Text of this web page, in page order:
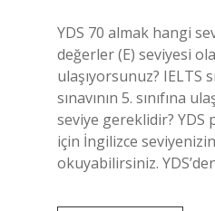
YDS 70 almak hangi
değerler (E) seviyesi
ulaşıyorsunuz? IELTS
sınavının 5. sınıfına
seviye gereklidir?
için İngilizce
okuyabilirsiniz.